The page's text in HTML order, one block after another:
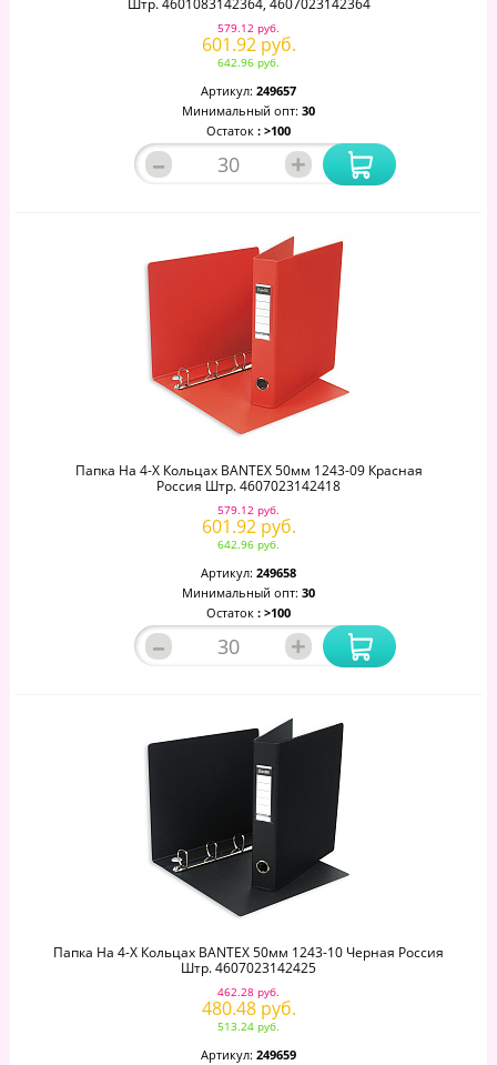
Штр. 4601083142364, 4607023142364
579.12 руб.
601.92 руб.
642.96 руб.
Артикул: 249657
Минимальный опт: 30
Остаток : >100
– +
Папка На 4-Х Кольцах BANTEX 50мм 1243-09 Красная
Россия Штр. 4607023142418
579.12 руб.
601.92 руб.
642.96 руб.
Артикул: 249658
Минимальный опт: 30
Остаток : >100
– +
Папка На 4-Х Кольцах BANTEX 50мм 1243-10 Черная Россия
Штр. 4607023142425
462.28 руб.
480.48 руб.
513.24 руб.
Артикул: 249659